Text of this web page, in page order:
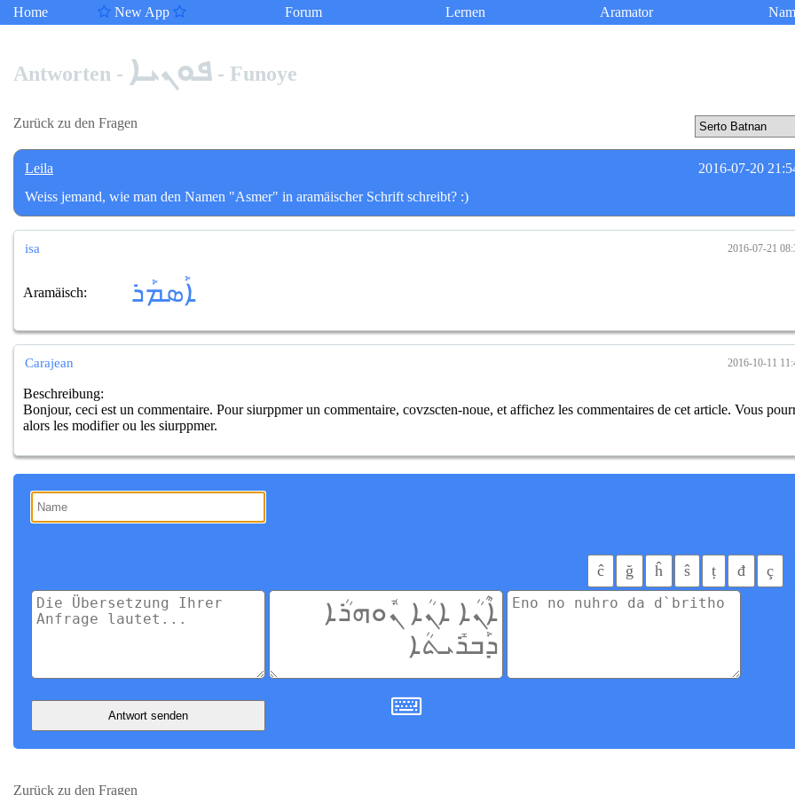
Home New App Forum Lernen Aramator
Antworten - ܦܘܢܝܐ - Funoye
Zurück zu den Fragen
Leila
2016-07-20
Weiss jemand, wie man den Namen "Asmer" in aramäischer Schrift schreibt? :)
isa 2016-07-21
Aramäisch: ܐܰܣܡܰܪ
Carajean 2016-10-11
Beschreibung:
Bonjour, ceci est un commentaire. Pour siurppmer un commentaire, covzscten-noue, et affichez les commentaires de cet article. Vous
alors les modifier ou les siurppmer.
ĉ ğ ĥ ŝ ț đ ç
Antwort senden
Zurück zu den Fragen